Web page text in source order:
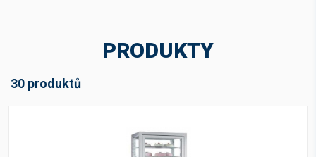
PRODUKTY
30 produktů